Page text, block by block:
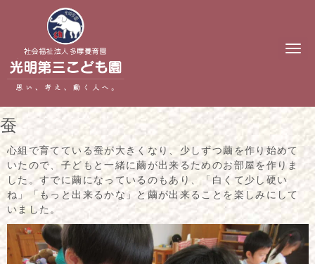
N
t
n
蚕
心組で育てている蚕が大きくなり、少しずつ繭を作り始めて
いたので、子どもと一緒に繭が出来るためのお部屋を作りま
した。すでに繭になっているのもあり、「白くて少し硬い
ね」「もっと出来るかな」と繭が出来ることを楽しみにして
いました。